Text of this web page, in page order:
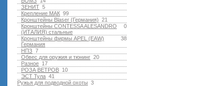
5
ЗЕНИТ
99
Крепление МАК
21
Кронштейны Blaser (Германия)
0
Кронштейны CONTESSA ALESANDRO
(ИТАЛИЯ) стальные
38
Кронштейны фирмы APEL (EAW)
Германия
7
НПЗ
20
Обвес для оружия и тюнинг
17
Разное
10
РОЗА ВЕТРОВ
41
ЭСТ Тула
3
Ружья для подводной оxоты